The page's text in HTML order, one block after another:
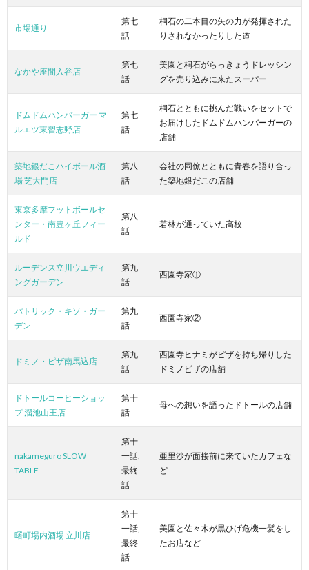
市場通り
第七
話
桐石の二本目の矢の力が発揮された
りされなかったりした道
なかや座間入谷店
第七
話
美園と桐石がらっきょうドレッシン
グを売り込みに来たスーパー
ドムドムハンバーガー マ
ルエツ東習志野店
第七
話
桐石とともに挑んだ戦いをセットで
お届けしたドムドムハンバーガーの
店舗
築地銀だこハイボール酒
場 芝大門店
第八
話
会社の同僚とともに青春を語り合っ
た築地銀だこの店舗
東京多摩フットボールセ
ンター・南豊ヶ丘フィー
ルド
第八
話
若林が通っていた高校
ルーデンス立川ウエディ
ングガーデン
第九
話
西園寺家①
パトリック・キソ・ガー
デン
第九
話
西園寺家②
ドミノ・ピザ南馬込店
第九
話
西園寺ヒナミがピザを持ち帰りした
ドミノピザの店舗
ドトールコーヒーショッ
プ 溜池山王店
第十
話
母への想いを語ったドトールの店舗
nakameguro SLOW
TABLE
第十
一話,
最終
話
亜里沙が面接前に来ていたカフェな
ど
曙町場内酒場 立川店
第十
一話,
最終
話
美園と佐々木が黒ひげ危機一髪をし
たお店など